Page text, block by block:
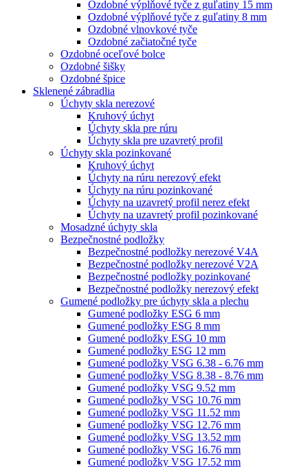
Ozdobné výplňové tyče z guľatiny 15 mm
Ozdobné výplňové tyče z guľatiny 8 mm
Ozdobné vlnovkové tyče
Ozdobné začiatočné tyče
Ozdobné oceľové bolce
Ozdobné šišky
Ozdobné špice
Sklenené zábradlia
Úchyty skla nerezové
Kruhový úchyt
Úchyty skla pre rúru
Úchyty skla pre uzavretý profil
Úchyty skla pozinkované
Kruhový úchyt
Úchyty na rúru nerezový efekt
Úchyty na rúru pozinkované
Úchyty na uzavretý profil nerez efekt
Úchyty na uzavretý profil pozinkované
Mosadzné úchyty skla
Bezpečnostné podložky
Bezpečnostné podložky nerezové V4A
Bezpečnostné podložky nerezové V2A
Bezpečnostné podložky pozinkované
Bezpečnostné podložky nerezový efekt
Gumené podložky pre úchyty skla a plechu
Gumené podložky ESG 6 mm
Gumené podložky ESG 8 mm
Gumené podložky ESG 10 mm
Gumené podložky ESG 12 mm
Gumené podložky VSG 6.38 - 6.76 mm
Gumené podložky VSG 8.38 - 8.76 mm
Gumené podložky VSG 9.52 mm
Gumené podložky VSG 10.76 mm
Gumené podložky VSG 11.52 mm
Gumené podložky VSG 12.76 mm
Gumené podložky VSG 13.52 mm
Gumené podložky VSG 16.76 mm
Gumené podložky VSG 17.52 mm